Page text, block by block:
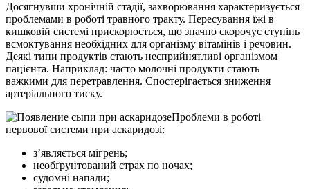
Досягнувши хронічній стадії, захворювання характеризується
проблемами в роботі травного тракту. Пересування їжі в
кишковій системі прискорюється, що значно скорочує ступінь
всмоктування необхідних для організму вітамінів і речовин.
Деякі типи продуктів стають несприйнятливі організмом
пацієнта. Наприклад: часто молочні продукти стають
важкими для перетравлення. Спостерігається зниження
артеріального тиску.
Проблеми в роботі
нервової системи при аскаридозі:
з’являється мігрень;
необґрунтований страх по ночах;
судомні напади;